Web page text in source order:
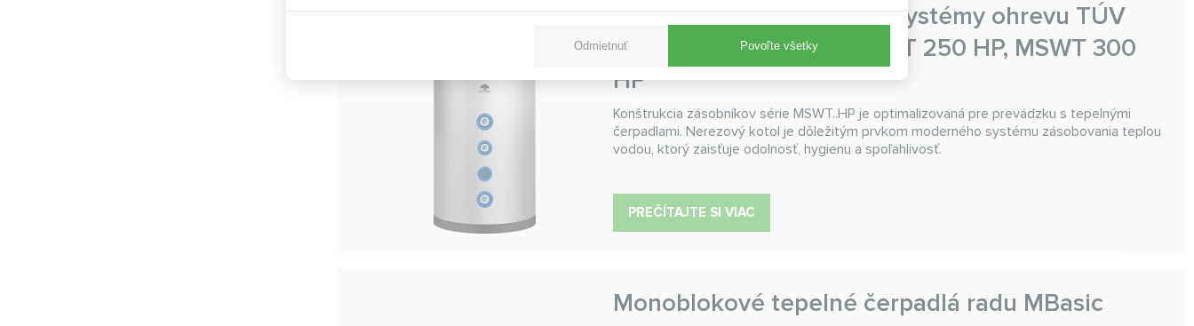
Zásobník teplej vody pre systémy ohrevu TÚV
série MSWT 200 HP, MSWT 250 HP, MSWT 300
HP
Konštrukcia zásobníkov série MSWT..HP je optimalizovaná pre prevádzku s tepelnými
čerpadlami. Nerezový kotol je dôležitým prvkom moderného systému zásobovania teplou
vodou, ktorý zaisťuje odolnosť, hygienu a spoľahlivosť.
PREČÍTAJTE SI VIAC
Monoblokové tepelné čerpadlá radu MBasic
Odmietnuť Povoľte všetky